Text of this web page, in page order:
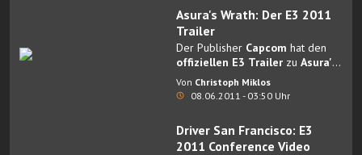
Asura's Wrath: Der E3 2011
Trailer
Der Publisher Capcom hat den
offiziellen E3 Trailer zu Asura's
Wrath veröffentlicht.
Von Christoph Miklos
08.06.2011 - 03:50 Uhr
Driver San Francisco: E3
2011 Conference Video